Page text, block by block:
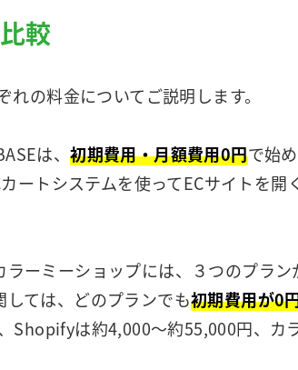
較
れの料金についてご説明します。
は、初期費用・月額費用0円で始
ートシステムを使ってECサイトを
ーミーショップには、３つのプラン
ては、どのプランでも初期費用が0
Shopifyは約4,000～約55,000円、カ